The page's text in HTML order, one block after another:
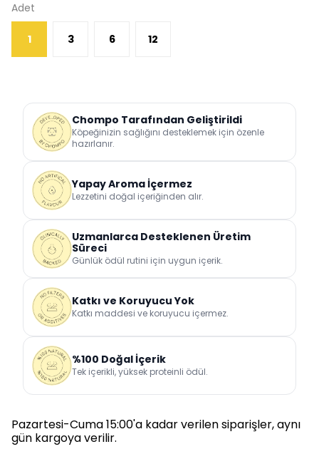
Adet
1 3 6 12
Chompo Tarafından Geliştirildi
Köpeğinizin sağlığını desteklemek için özenle
hazırlanır.
Yapay Aroma İçermez
Lezzetini doğal içeriğinden alır.
Uzmanlarca Desteklenen Üretim
Süreci
Günlük ödül rutini için uygun içerik.
Katkı ve Koruyucu Yok
Katkı maddesi ve koruyucu içermez.
%100 Doğal İçerik
Tek içerikli, yüksek proteinli ödül.
Pazartesi-Cuma 15:00'a kadar verilen siparişler, aynı
gün kargoya verilir.